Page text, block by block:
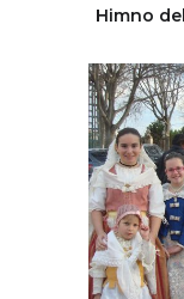
Himno